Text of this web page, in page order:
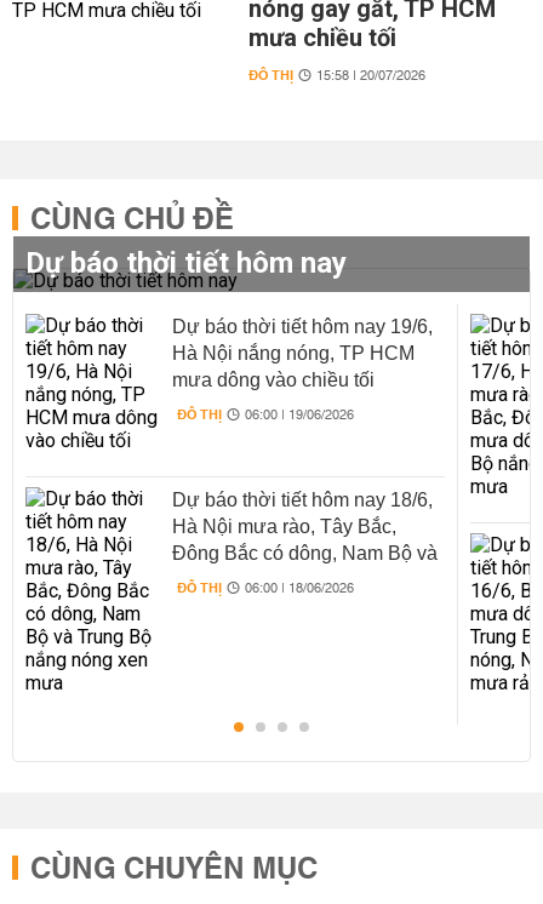
nóng gay gắt, TP HCM
mưa chiều tối
ĐÔ THỊ 15:58 | 20/07/2026
CÙNG CHỦ ĐỀ
Dự báo thời tiết hôm nay
Dự báo thời tiết hôm nay 19/6,
Hà Nội nắng nóng, TP HCM
mưa dông vào chiều tối
ĐÔ THỊ 06:00 | 19/06/2026
Dự báo thời tiết hôm nay 18/6,
Hà Nội mưa rào, Tây Bắc,
Đông Bắc có dông, Nam Bộ và
Trung Bộ nắng nóng xen mưa
ĐÔ THỊ 06:00 | 18/06/2026
CÙNG CHUYÊN MỤC